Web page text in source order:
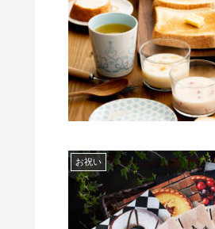
お祝い